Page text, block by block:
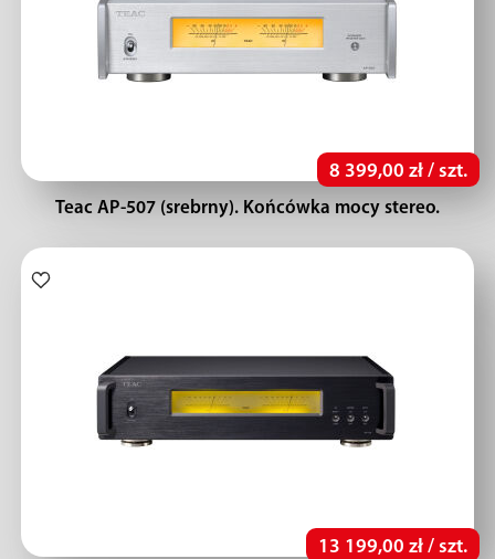
8 399,00 zł / szt.
Teac AP-507 (srebrny). Końcówka mocy stereo.
13 199,00 zł / szt.